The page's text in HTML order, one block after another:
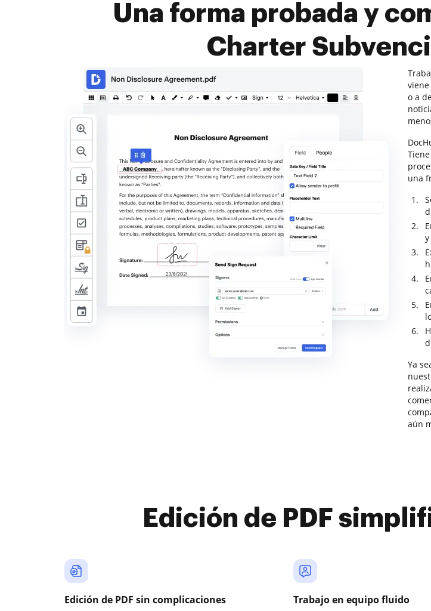
Una forma probada y
Charter
o a
una
Ya
aún
Edición de PDF
Edición de PDF sin complicaciones Trabajo en equipo fluido